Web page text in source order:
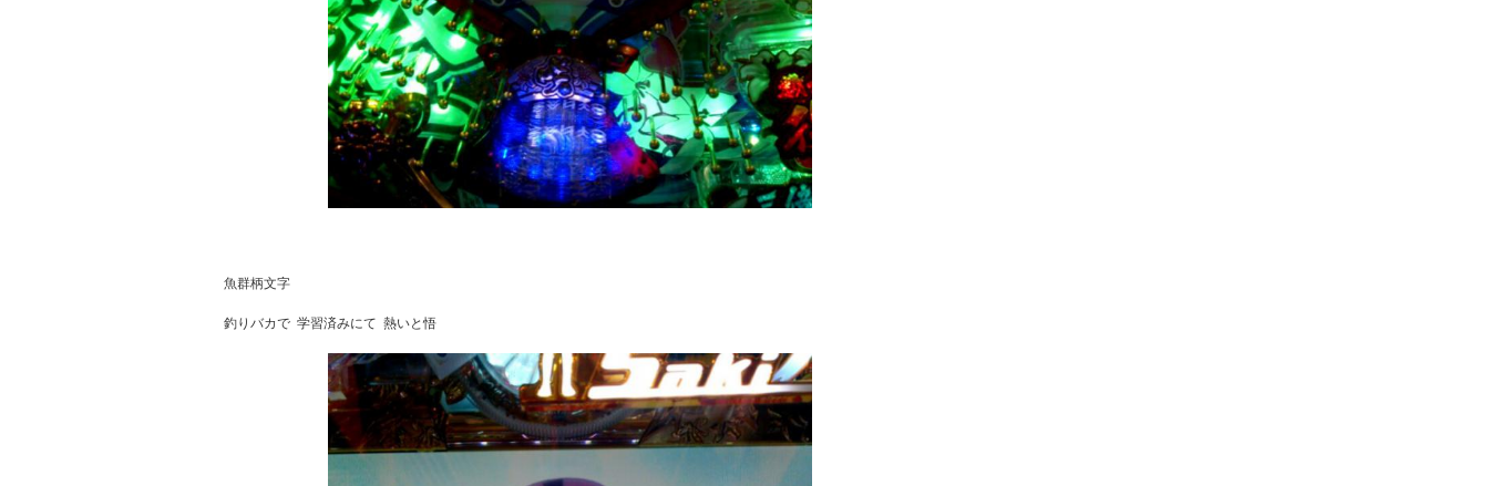
魚群柄文字
釣りバカで  学習済みにて  熱いと悟